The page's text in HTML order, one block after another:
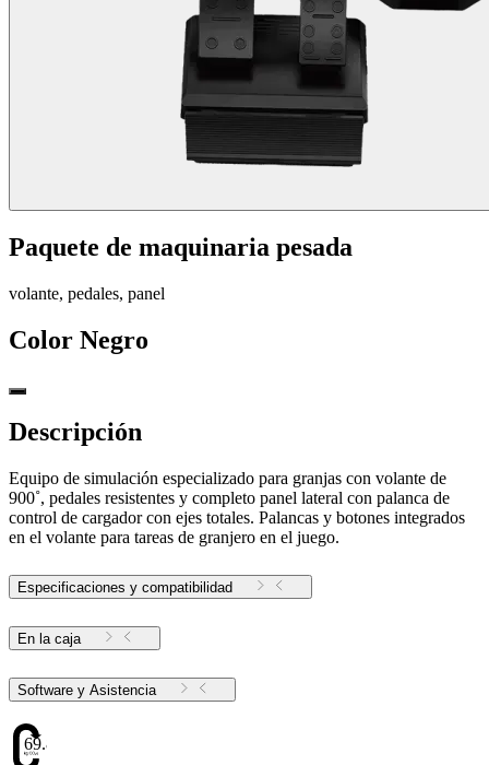
Paquete de maquinaria pesada
volante, pedales, panel
Color Negro
Descripción
Equipo de simulación especializado para granjas con volante de
900˚, pedales resistentes y completo panel lateral con palanca de
control de cargador con ejes totales. Palancas y botones integrados
en el volante para tareas de granjero en el juego.
Especificaciones y compatibilidad
En la caja
Software y Asistencia
69.88